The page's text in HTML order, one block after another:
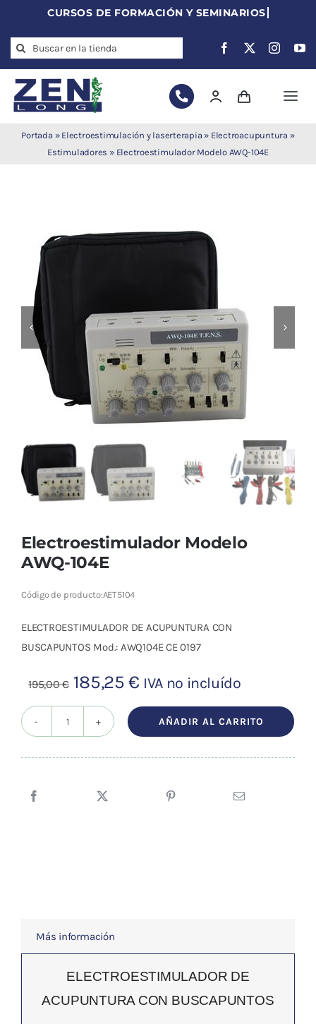
content
Search
for:
Auriculomedicina
Electroacupuntura
Laserpuntura
Cromoterapia
Fisioterapia
y masaje
Terapias
Material
Material de
enseñanza
OFERTAS
Portada » Electroestimulación y laserterapia » Electroacupuntura »
Estimuladores » Electroestimulador Modelo AWQ-104E
Electroestimulador Modelo
AWQ-104E
Código de producto:AET5104
ELECTROESTIMULADOR DE ACUPUNTURA CON
BUSCAPUNTOS Mod.: AWQ104E CE 0197
195,00€ El
precio
original
185,25€El
precio
actual
IVA no incluído
Electroestimulador
AÑADIR AL CARRITO
Más información
ELECTROESTIMULADOR DE
ACUPUNTURA CON BUSCAPUNTOS